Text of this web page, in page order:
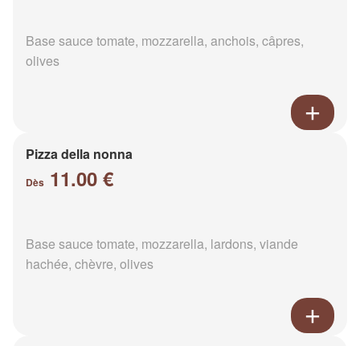
Base sauce tomate, mozzarella, anchois, câpres,
olives
Pizza della nonna
Dès 11.00 €
Base sauce tomate, mozzarella, lardons, viande
hachée, chèvre, olives